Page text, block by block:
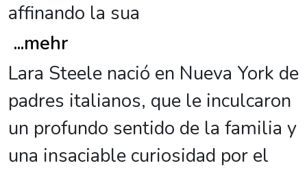
affinando la sua
...mehr
Lara Steele nació en Nueva York de
padres italianos, que le inculcaron
un profundo sentido de la familia y
una insaciable curiosidad por el